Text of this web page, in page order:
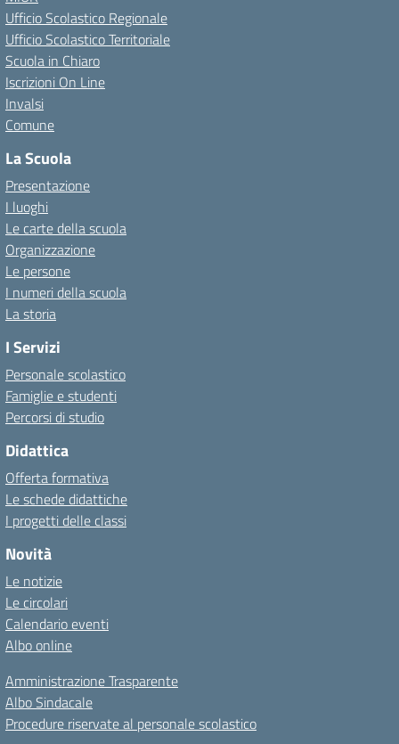
Ufficio Scolastico Regionale
Ufficio Scolastico Territoriale
Scuola in Chiaro
Iscrizioni On Line
Invalsi
Comune
La Scuola
Presentazione
I luoghi
Le carte della scuola
Organizzazione
Le persone
I numeri della scuola
La storia
I Servizi
Personale scolastico
Famiglie e studenti
Percorsi di studio
Didattica
Offerta formativa
Le schede didattiche
I progetti delle classi
Novità
Le notizie
Le circolari
Calendario eventi
Albo online
Amministrazione Trasparente
Albo Sindacale
Procedure riservate al personale scolastico